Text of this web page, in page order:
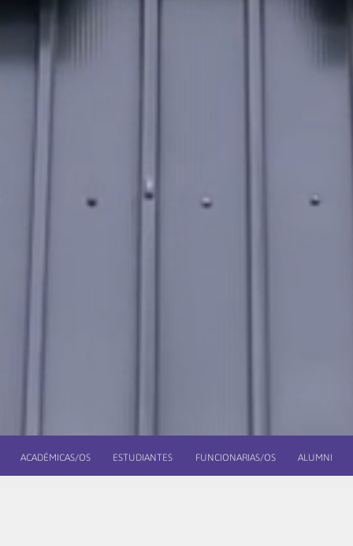
ACADÉMICAS/OS ESTUDIANTES FUNCIONARIAS/OS ALUMNI